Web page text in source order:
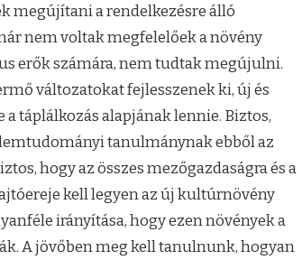
megújítani a rendelkezésre álló
nem voltak megfelelőek a növény
erők számára, nem tudtak megújulni.
változatokat fejlesszenek ki, új és
táplálkozás alapjának lennie. Biztos,
tanulmánynak ebből az
hogy az összes mezőgazdaságra és a
kell legyen az új kultúrnövény
irányítása, hogy ezen növények a
A jövőben meg kell tanulnunk, hogyan